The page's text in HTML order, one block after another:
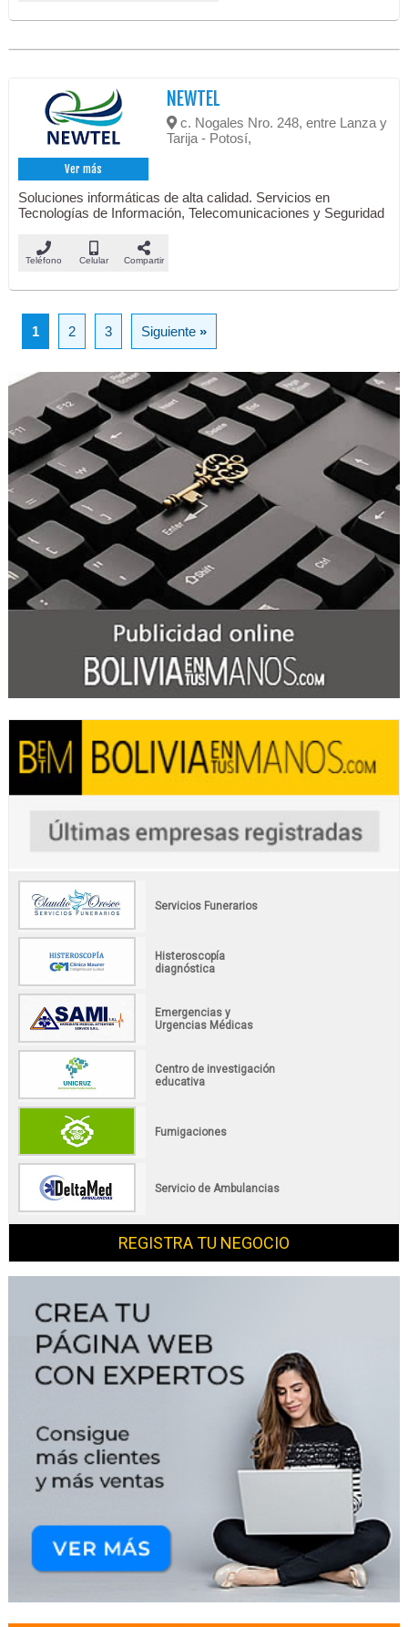
Ver más
NEWTEL
c. Nogales Nro. 248, entre Lanza y
Tarija - Potosí,
Soluciones informáticas de alta calidad. Servicios en
Tecnologías de Información, Telecomunicaciones y Seguridad
Teléfono Celular Compartir
1 2 3 Siguiente»
Servicios Funerarios
Histeroscopía
diagnóstica
Emergencias y
Urgencias Médicas
Centro de investigación
educativa
Fumigaciones
Servicio de Ambulancias
REGISTRA TU NEGOCIO